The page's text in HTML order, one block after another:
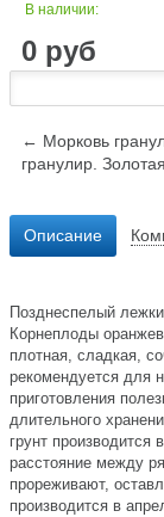
В наличии:
0 руб
← Морковь
гранулир.
Описание
Позднеспелый
Корнеплоды
плотная, сладкая,
рекомендуется для
приготовления
длительного
грунт производится
расстояние между
прореживают,
производится в